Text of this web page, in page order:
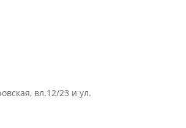
вл.12/23 и ул.